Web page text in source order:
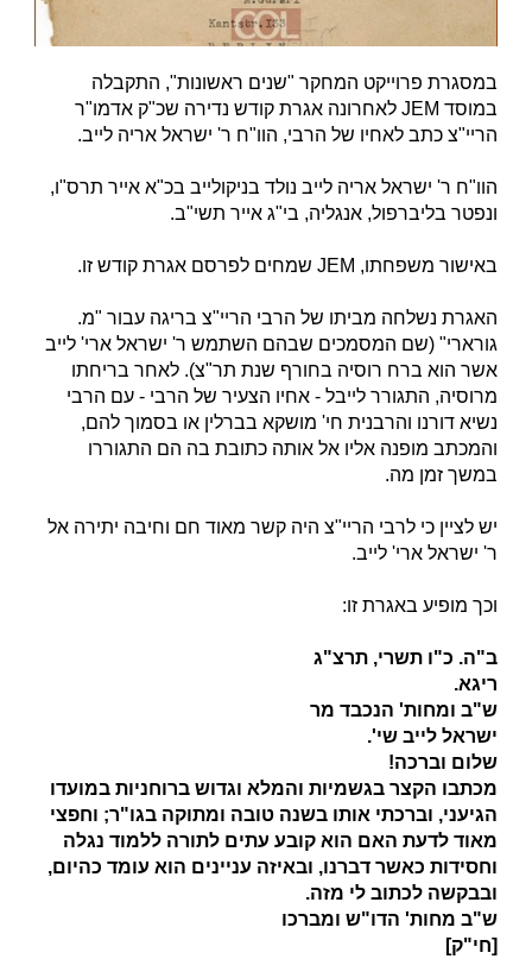
במסגרת פרוייקט המחקר "שנים ראשונות", התקבלה
במוסד JEM לאחרונה אגרת קודש נדירה שכ"ק אדמו"ר
הריי"צ כתב לאחיו של הרבי, הוו"ח ר' ישראל אריה לייב.
הוו"ח ר' ישראל אריה לייב נולד בניקולייב בכ"א אייר תרס"ו,
ונפטר בליברפול, אנגליה, בי"ג אייר תשי"ב.
באישור משפחתו, JEM שמחים לפרסם אגרת קודש זו.
האגרת נשלחה מביתו של הרבי הריי"צ בריגה עבור "מ.
גורארי" (שם המסמכים שבהם השתמש ר' ישראל ארי' לייב
אשר הוא ברח רוסיה בחורף שנת תר"צ). לאחר בריחתו
מרוסיה, התגורר לייבל - אחיו הצעיר של הרבי - עם הרבי
נשיא דורנו והרבנית חי' מושקא בברלין או בסמוך להם,
והמכתב מופנה אליו אל אותה כתובת בה הם התגוררו
במשך זמן מה.
יש לציין כי לרבי הריי"צ היה קשר מאוד חם וחיבה יתירה אל
ר' ישראל ארי' לייב.
וכך מופיע באגרת זו:
ב"ה. כ"ו תשרי, תרצ"ג
ריגא.
ש"ב ומחות' הנכבד מר
ישראל לייב שי'.
שלום וברכה!
מכתבו הקצר בגשמיות והמלא וגדוש ברוחניות במועדו
הגיעני, וברכתי אותו בשנה טובה ומתוקה בגו"ר; וחפצי
מאוד לדעת האם הוא קובע עתים לתורה ללמוד נגלה
וחסידות כאשר דברנו, ובאיזה עניינים הוא עומד כהיום,
ובבקשה לכתוב לי מזה.
ש"ב מחות' הדו"ש ומברכו
[חי"ק]